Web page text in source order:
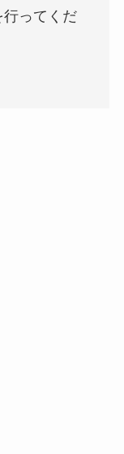
行ってくだ